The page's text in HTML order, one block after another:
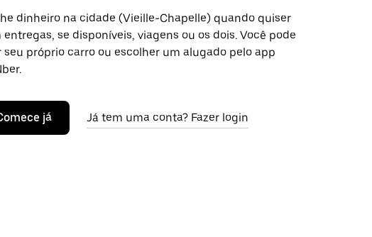
dinheiro na cidade (Vieille-Chapelle) quando quiser
entregas, se disponíveis, viagens ou os dois. Você pode
seu próprio carro ou escolher um alugado pelo app
já Já tem uma conta? Fazer login